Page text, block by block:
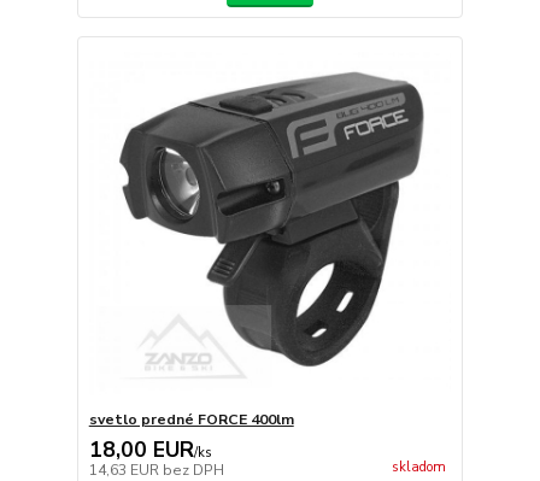
svetlo predné FORCE 400lm
18,00 EUR/ks
14,63 EUR bez DPH skladom